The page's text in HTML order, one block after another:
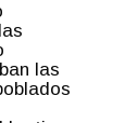
las